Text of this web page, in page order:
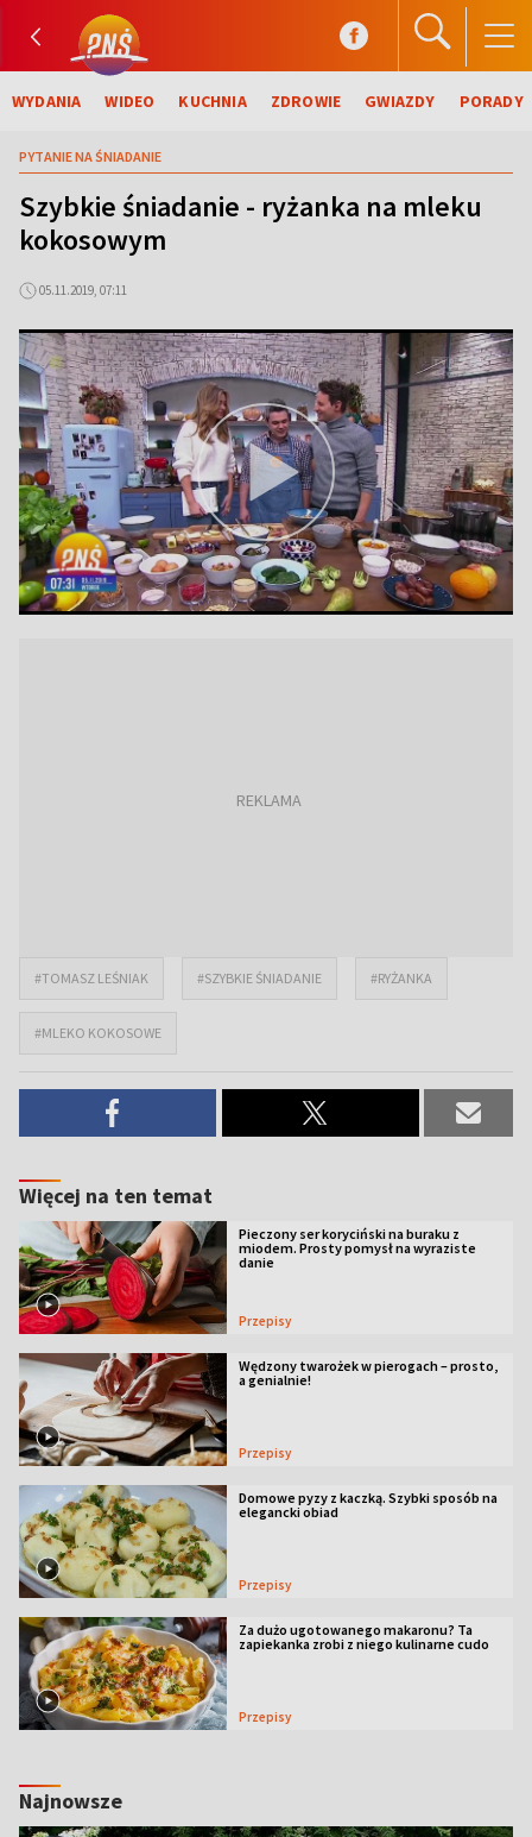
WYDANIA WIDEO KUCHNIA ZDROWIE GWIAZDY PORADY
PYTANIE NA ŚNIADANIE
Szybkie śniadanie - ryżanka na mleku
kokosowym
05.11.2019, 07:11
#TOMASZ LEŚNIAK #SZYBKIE ŚNIADANIE #RYŻANKA
#MLEKO KOKOSOWE
Więcej na ten temat
Pieczony ser koryciński na buraku z
miodem. Prosty pomysł na wyraziste
danie
Przepisy
Wędzony twarożek w pierogach – prosto,
a genialnie!
Przepisy
Domowe pyzy z kaczką. Szybki sposób na
elegancki obiad
Przepisy
Za dużo ugotowanego makaronu? Ta
zapiekanka zrobi z niego kulinarne cudo
Przepisy
Najnowsze